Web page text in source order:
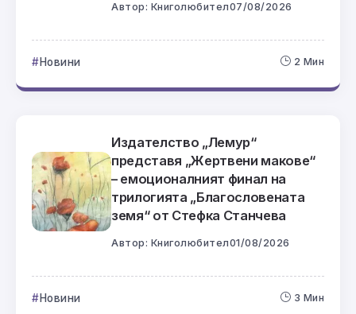
Автор: Книголюбител07/08/2026
Новини 2 Мин
Издателство „Лемур“
представя „Жертвени макове“
– емоционалният финал на
трилогията „Благословената
земя“ от Стефка Станчева
Автор: Книголюбител01/08/2026
Новини 3 Мин